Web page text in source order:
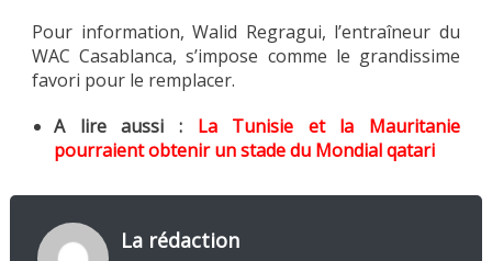
Pour information, Walid Regragui, l’entraîneur du
WAC Casablanca, s’impose comme le grandissime
favori pour le remplacer.
A lire aussi :
La Tunisie et la Mauritanie
pourraient obtenir un stade du Mondial qatari
La rédaction